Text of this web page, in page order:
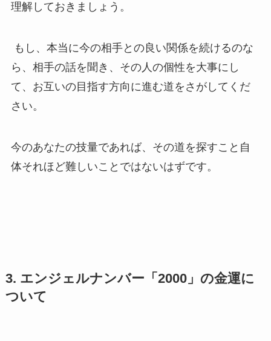
理解しておきましょう。
もし、本当に今の相手との良い関係を続けるのな
ら、相手の話を聞き、その人の個性を大事にし
て、お互いの目指す方向に進む道をさがしてくだ
さい。
今のあなたの技量であれば、その道を探すこと自
体それほど難しいことではないはずです。
3. エンジェルナンバー「2000」の金運に
ついて